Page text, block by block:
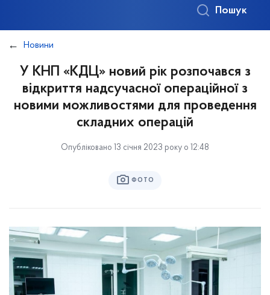
Пошук
Новини
У КНП «КДЦ» новий рік розпочався з
відкриття надсучасної операційної з
новими можливостями для проведення
складних операцій
Опубліковано 13 січня 2023 року о 12:48
ФОТО